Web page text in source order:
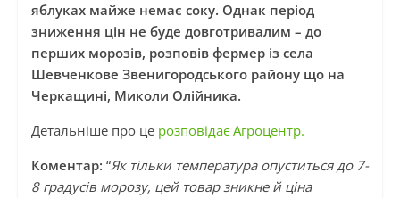
яблуках майже немає соку. Однак період
зниження цін не буде довготривалим – до
перших морозів, розповів фермер із села
Шевченкове Звенигородського району що на
Черкащині, Миколи Олійника.
Детальніше про це розповідає Агроцентр.
Коментар: “Як тільки температура опуститься до 7-
8 градусів морозу, цей товар зникне й ціна